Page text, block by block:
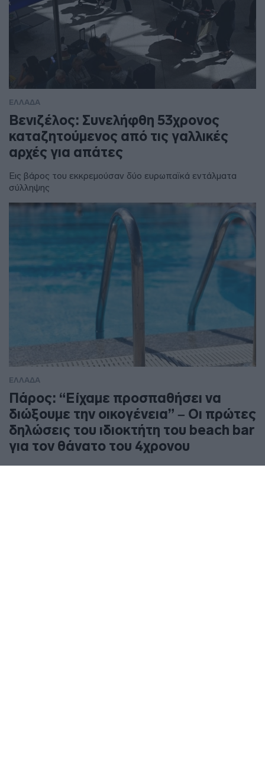
ΕΛΛΑΔΑ
Βενιζέλος: Συνελήφθη 53χρονος
καταζητούμενος από τις γαλλικές
αρχές για απάτες
Εις βάρος του εκκρεμούσαν δύο ευρωπαϊκά εντάλματα
σύλληψης
ΕΛΛΑΔΑ
Πάρος: “Είχαμε προσπαθήσει να
διώξουμε την οικογένεια” – Οι πρώτες
δηλώσεις του ιδιοκτήτη του beach bar
για τον θάνατο του 4χρονου